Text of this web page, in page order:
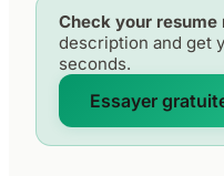
Check your resume
description and get
seconds.
Essayer